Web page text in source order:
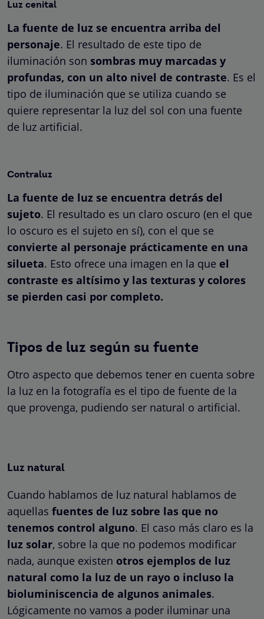
Luz cenital
La fuente de luz se encuentra arriba del
personaje. El resultado de este tipo de
iluminación son sombras muy marcadas y
profundas, con un alto nivel de contraste. Es el
tipo de iluminación que se utiliza cuando se
quiere representar la luz del sol con una fuente
de luz artificial.
Contraluz
La fuente de luz se encuentra detrás del
sujeto. El resultado es un claro oscuro (en el que
lo oscuro es el sujeto en sí), con el que se
convierte al personaje prácticamente en una
silueta. Esto ofrece una imagen en la que el
contraste es altísimo y las texturas y colores
se pierden casi por completo.
Tipos de luz según su fuente
Otro aspecto que debemos tener en cuenta sobre
la luz en la fotografía es el tipo de fuente de la
que provenga, pudiendo ser natural o artificial.
Luz natural
Cuando hablamos de luz natural hablamos de
aquellas fuentes de luz sobre las que no
tenemos control alguno. El caso más claro es la
luz solar, sobre la que no podemos modificar
nada, aunque existen otros ejemplos de luz
natural como la luz de un rayo o incluso la
bioluminiscencia de algunos animales.
Lógicamente no vamos a poder iluminar una